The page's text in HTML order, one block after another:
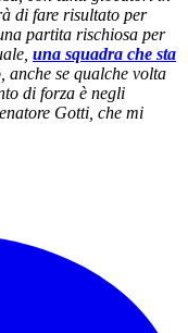
di fare risultato per
partita rischiosa per
una squadra che sta
anche se qualche volta
di forza è negli
Gotti, che mi